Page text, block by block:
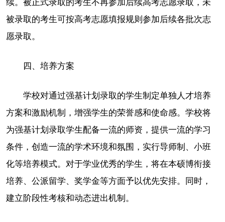
续。被正式录取的考生不再参加后续高考志愿录取，未
被录取的考生可按高考志愿填报规则参加后续各批次志
愿录取。
四、培养方案
学校对通过强基计划录取的学生制定单独人才培养
方案和激励机制，增强学生的荣誉感和使命感。学校将
为强基计划录取学生配备一流的师资，提供一流的学习
条件，创造一流的学术环境和氛围，实行导师制、小班
化等培养模式。对于学业优秀的学生，将在本硕博衔接
培养、公派留学、奖学金等方面予以优先安排。同时，
建立阶段性考核和动态进出机制。